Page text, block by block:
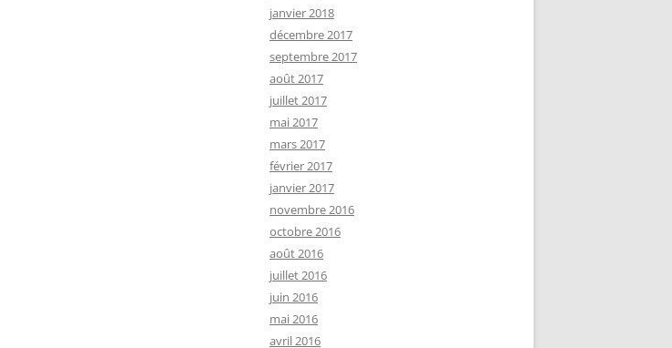
janvier 2018
décembre 2017
septembre 2017
août 2017
juillet 2017
mai 2017
mars 2017
février 2017
janvier 2017
novembre 2016
octobre 2016
août 2016
juillet 2016
juin 2016
mai 2016
avril 2016